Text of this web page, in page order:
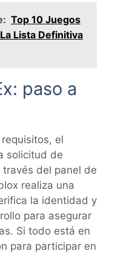
Top 10 Juegos
Lista Definitiva
paso a
el
solicitud de
través del panel de
realiza una
la identidad y
para asegurar
Si todo está en
para participar en